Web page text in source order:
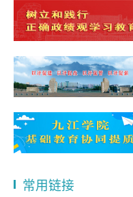
常用链接